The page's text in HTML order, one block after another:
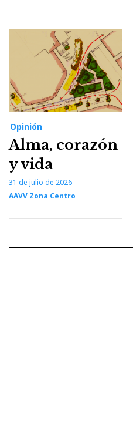
Opinión
Alma, corazón
y vida
31 de julio de 2026
AAVV Zona Centro